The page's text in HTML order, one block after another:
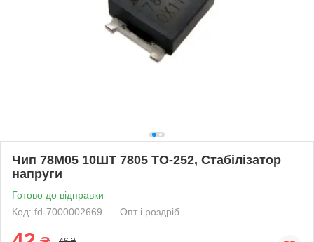
Чип 78M05 10ШТ 7805 TO-252, Стабілізатор
напруги
Готово до відправки
Код: fd-7000002669
Опт і роздріб